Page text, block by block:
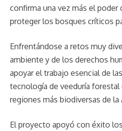
confirma una vez más el poder
proteger los bosques críticos
Enfrentándose a retos muy
ambiente y de los derechos
apoyar el trabajo esencial de
tecnología de veeduría
regiones más biodiversas de la
El proyecto apoyó con éxito